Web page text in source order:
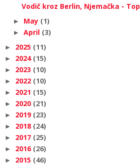
Vodič kroz Berlin, Njemačka -
► May (1)
► April (3)
► 2025 (11)
► 2024 (15)
► 2023 (10)
► 2022 (10)
► 2021 (15)
► 2020 (21)
► 2019 (23)
► 2018 (24)
► 2017 (25)
► 2016 (26)
► 2015 (46)